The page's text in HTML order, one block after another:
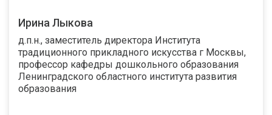
Ирина Лыкова
д.п.н., заместитель директора Института
традиционного прикладного искусства г Москвы,
профессор кафедры дошкольного образования
Ленинградского областного института развития
образования